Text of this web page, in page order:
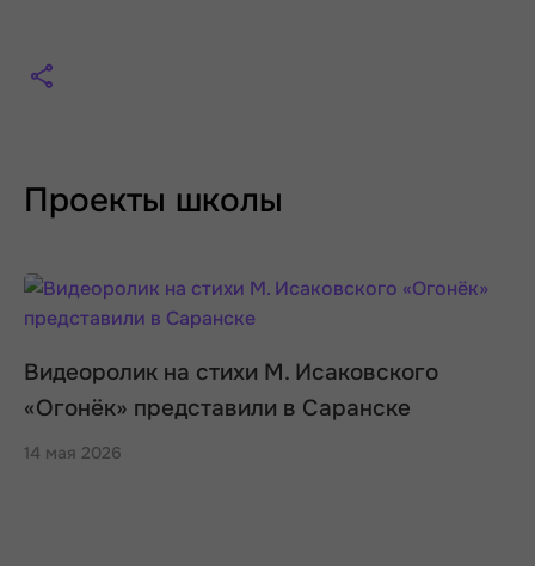
Проекты школы
Видеоролик на стихи М. Исаковского
«Огонёк» представили в Саранске
14 мая 2026